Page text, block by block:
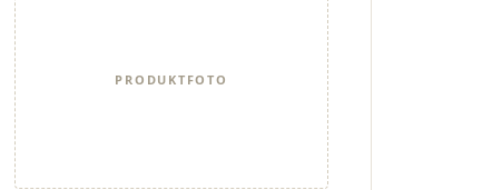
PRODUKTFOTO